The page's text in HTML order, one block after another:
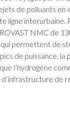
de polluants en
interurbaine.
NMC de
permettent de
de puissance,
l’hydrogène
de